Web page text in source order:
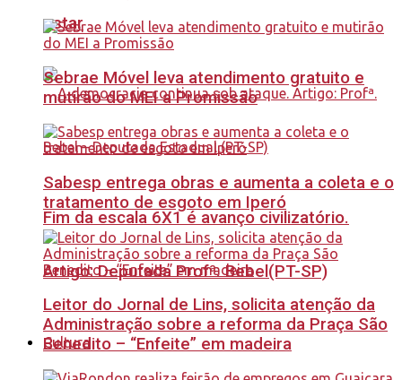
estar
Fim da escala 6X1 é avanço civilizatório.
Artigo: Deputada Profª. Bebel(PT-SP)
Cultura
Sebrae Móvel leva atendimento gratuito e
mutirão do MEI a Promissão
Sabesp entrega obras e aumenta a coleta e o
tratamento de esgoto em Iperó
Leitor do Jornal de Lins, solicita atenção da
Administração sobre a reforma da Praça São
Benedito – “Enfeite” em madeira